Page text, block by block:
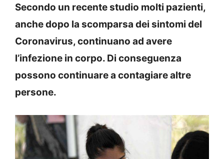
Secondo un recente studio molti pazienti,
anche dopo la scomparsa dei sintomi del
Coronavirus, continuano ad avere
l’infezione in corpo. Di conseguenza
possono continuare a contagiare altre
persone.